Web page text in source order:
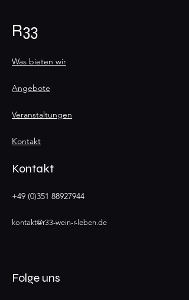
R33
Was bieten wir
Angebote
Veranstaltungen
Kontakt
Kontakt
+49 (0)351 88927944
kontakt@r33-wein-r-leben.de
Folge uns